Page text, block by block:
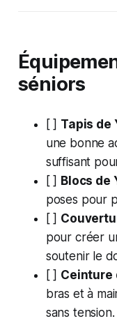
séniors
[ ] Tapis de
une bonne
suffisant
[ ] Blocs de
poses pour
[ ]
pour créer
soutenir le
[ ] Ceinture
bras et à
sans tension.